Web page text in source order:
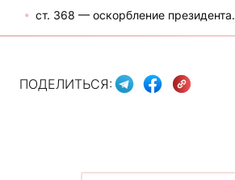
ст. 368 — оскорбление президента.
ПОДЕЛИТЬСЯ: